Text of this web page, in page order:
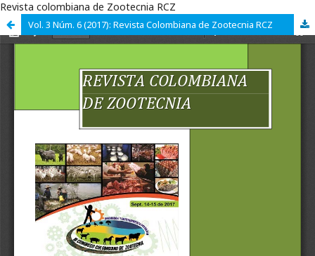
Revista colombiana de Zootecnia RCZ
Vol. 3 Núm. 6 (2017): Revista Colombiana de Zootecnia RCZ